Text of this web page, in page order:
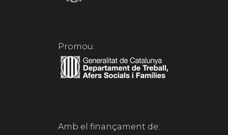
Promou:
Amb el finançament de: